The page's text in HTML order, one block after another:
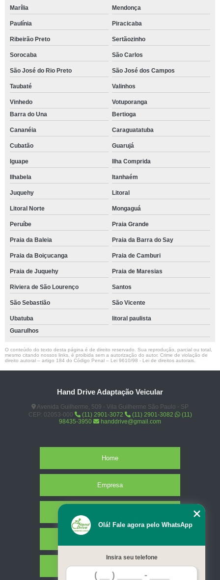
Marília Mendonça
Paulínia Piracicaba
Ribeirão Preto Sertãozinho
Sorocaba São Carlos
São José do Rio Preto São José dos Campos
Taubaté Valinhos
Vinhedo
Votuporanga
Barra do Una
Bertioga
Cananéia Caraguatatuba
Cubatão Guarujá
Iguape Ilha Comprida
Ilhabela Itanhaém
Juquehy Litoral
Litoral Norte Mongaguá
Peruíbe Praia Grande
Praia da Baleia Praia da Barra do Say
Praia da Boiçucanga Praia de Camburi
Praia de Juquehy Praia de Maresias
Riviera de São Lourenço Santos
São Sebastião São Vicente
Ubatuba
litoral paulista
Guarulhos
O conteúdo do texto desta página é de direito reservado. Sua reprodução, parcial ou total,
mesmo citando nossos links, é proibida sem a autorização do autor. Crime de violação de
direito autoral – artigo 184 do Código Penal – Lei 9610/98 - Lei de direitos autorais
Hand Drive Adaptação Veicular
Avenida Guilherme, 509 - Vila Guilherme São Paulo - SP
CEP: 02053-000
(11) 2901-3072 (11) 2901-3082
(11)
98435-3950
handdrive@gmail.com
Home
Empresa
Contato
Olá! Fale agora pelo WhatsApp
Insira seu telefone